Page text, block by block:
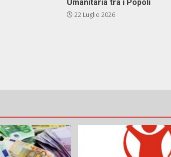
Umanitaria tra i Popoli
22 Luglio 2026